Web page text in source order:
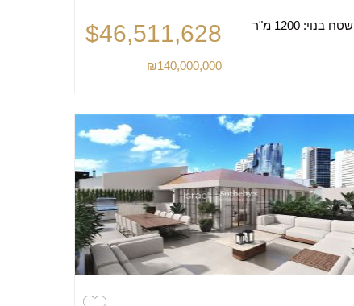
שטח בנוי:1200 מ"ר $46,511,628
₪140,000,000